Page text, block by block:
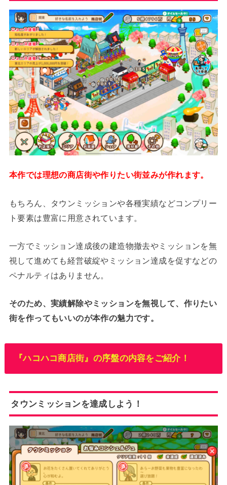
本作では理想の商店街や作りたい街並みが作れます。
もちろん、タウンミッションや各種実績などコンプリー
ト要素は豊富に用意されています。
一方でミッション達成後の建造物撤去やミッションを無
視して進めても経営破綻やミッション達成を促すなどの
ペナルティはありません。
そのため、実績解除やミッションを無視して、作りたい
街を作ってもいいのが本作の魅力です。
『ハコハコ商店街』の序盤の内容をご紹介！
タウンミッションを達成しよう！